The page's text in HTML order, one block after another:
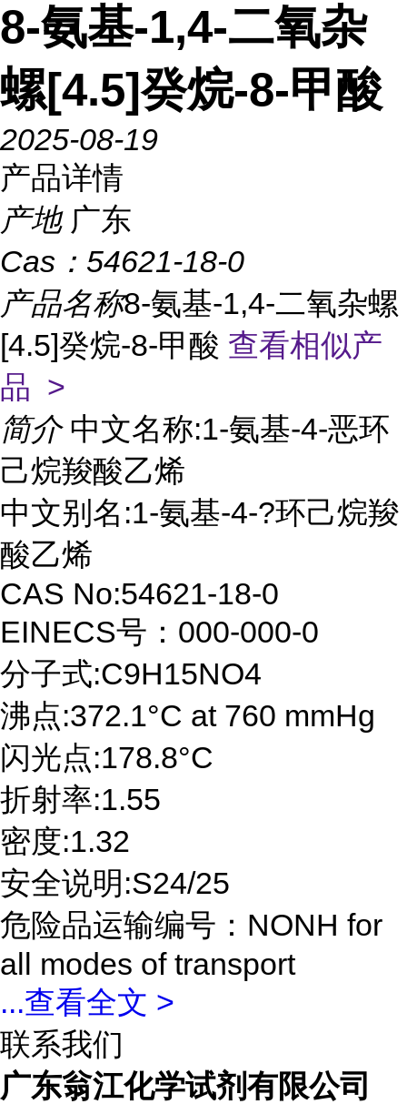
8-氨基-1,4-二氧杂
螺[4.5]癸烷-8-甲酸
2025-08-19
产品详情
产地 广东
Cas： 54621-18-0
产品名称8-氨基-1,4-二氧杂螺
[4.5]癸烷-8-甲酸 查看相似产
品 >
简介 中文名称:1-氨基-4-恶环
己烷羧酸乙烯
中文别名:1-氨基-4-?环己烷羧
酸乙烯
CAS No:54621-18-0
EINECS号：000-000-0
分子式:C9H15NO4
沸点:372.1°C at 760 mmHg
闪光点:178.8°C
折射率:1.55
密度:1.32
安全说明:S24/25
危险品运输编号：NONH for
all modes of transport
...查看全文 >
联系我们
广东翁江化学试剂有限公司